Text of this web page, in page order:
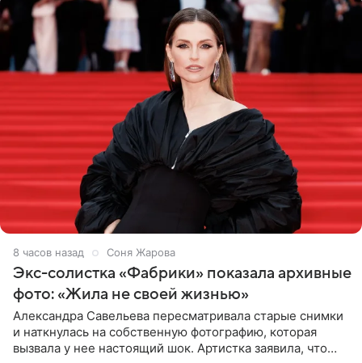
8 часов назад Соня Жарова
Экс-солистка «Фабрики» показала архивные
фото: «Жила не своей жизнью»
Александра Савельева пересматривала старые снимки
и наткнулась на собственную фотографию, которая
вызвала у нее настоящий шок. Артистка заявила, что